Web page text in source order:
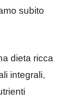
subito
dieta ricca
integrali,